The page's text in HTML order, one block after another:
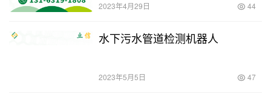
2023年4月29日 44
水下污水管道检测机器人
2023年5月5日 47